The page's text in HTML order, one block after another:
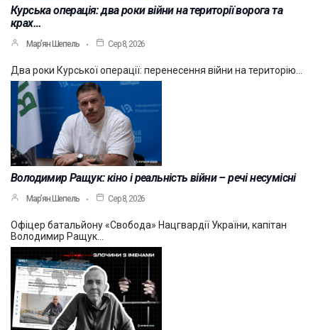
Курська операція: два роки війни на території ворога та
крах…
Мар’ян Шепель Сер 8, 2026
Два роки Курської операції: перенесення війни на територію…
Володимир Ращук: кіно і реальність війни – речі несумісні
Мар’ян Шепель Сер 8, 2026
Офіцер батальйону «Свобода» Нацгвардії України, капітан
Володимир Ращук…